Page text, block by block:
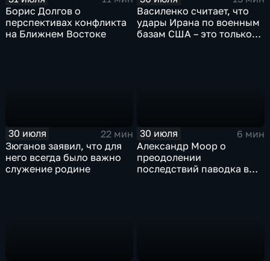
Борис Долгов о
перспективах конфликта
на Ближнем Востоке
Василенко считает, что
удары Ирана по военным
базам США – это только
30 июля
22 мин
Зюганов заявил, что для
него всегда было важно
служение родине
30 июля
6 мин
Александр Моор о
преодолении
последствий паводка в